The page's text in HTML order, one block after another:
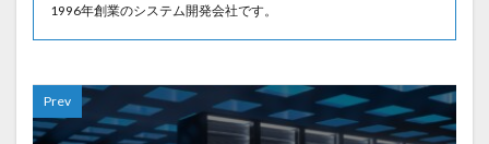
1996年創業のシステム開発会社です。
Prev